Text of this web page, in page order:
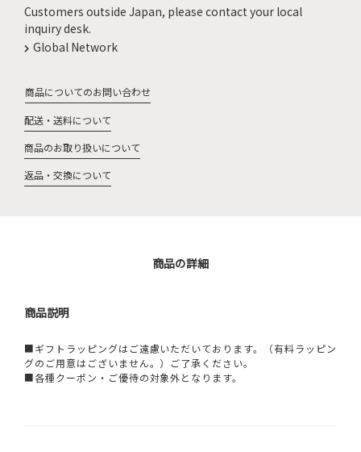
Customers outside Japan, please contact your local
inquiry desk.
Global Network
商品についてのお問い合わせ
配送・送料について
商品のお取り扱いについて
返品・交換について
商品の詳細
商品説明
■ギフトラッピングはご遠慮いただいております。（有料ラッピン
グのご用意はございません。）ご了承ください。
■各種クーポン・ご優待の対象外となります。